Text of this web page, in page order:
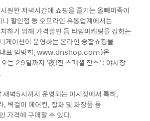
원한 저녁시간에 쇼핑을 즐기는 올빼미족이
할인점 등 오프라인 유통업계에서는
하기 위해 가격할인 등 타임마케팅을 강화는
케이션이 운영하는 온라인 종합쇼핑몰
표 임방희, www.dnshop.com)은
는 29일까지 ‘夜!한 스페셜 찬스’ : 야시장
벽5시까지 운영되는 야시장에서 특히,
벽걸이 에어컨, 잡화 및 화장품 등
가격에 구매할 수 있다.